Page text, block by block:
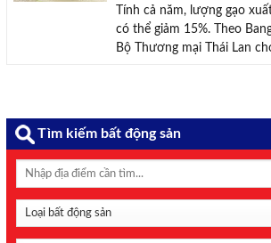
Tính cả năm, lượng gạo
có thể giảm 15%. Theo
Bộ Thương mại Thái Lan
Tìm kiếm bất động sản